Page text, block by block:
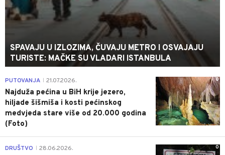
SPAVAJU U IZLOZIMA, ČUVAJU METRO I OSVAJAJU
TURISTE: MAČKE SU VLADARI ISTANBULA
0
PUTOVANJA 21.07.2026.
Najduža pećina u BiH krije jezero,
hiljade šišmiša i kosti pećinskog
medvjeda stare više od 20.000 godina
(Foto)
0
DRUŠTVO 28.06.2026.